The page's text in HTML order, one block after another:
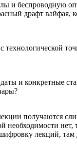
и беспроводную
драфт вайфая,
и конкретные
получаются
нет,
лекций, там